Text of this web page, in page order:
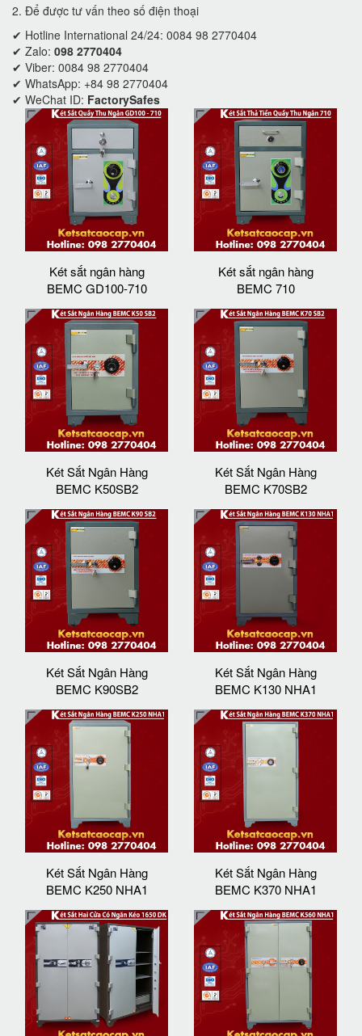
2. Để được tư vấn theo số điện thoại
✔ Hotline International 24/24: 0084 98 2770404
✔ Zalo: 098 2770404
✔ Viber: 0084 98 2770404
✔ WhatsApp: +84 98 2770404
✔ WeChat ID: FactorySafes
Két sắt ngân hàng
BEMC GD100-710
Két sắt ngân hàng
BEMC 710
Két Sắt Ngân Hàng
BEMC K50SB2
Két Sắt Ngân Hàng
BEMC K70SB2
Két Sắt Ngân Hàng
BEMC K90SB2
Két Sắt Ngân Hàng
BEMC K130 NHA1
Két Sắt Ngân Hàng
BEMC K250 NHA1
Két Sắt Ngân Hàng
BEMC K370 NHA1